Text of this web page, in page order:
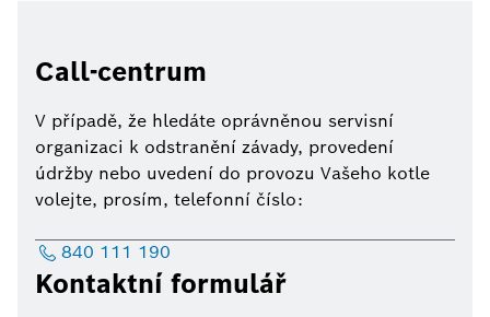
Call-centrum
V případě, že hledáte oprávněnou servisní
organizaci k odstranění závady, provedení
údržby nebo uvedení do provozu Vašeho kotle
volejte, prosím, telefonní číslo:
840 111 190
Kontaktní formulář